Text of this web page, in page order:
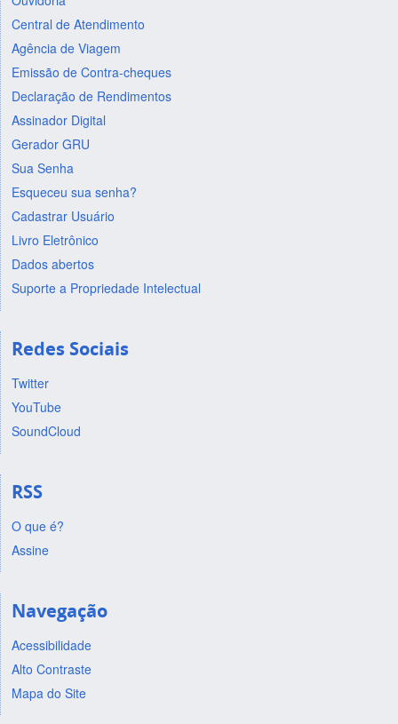
Central de Atendimento
Agência de Viagem
Emissão de Contra-cheques
Declaração de Rendimentos
Assinador Digital
Gerador GRU
Sua Senha
Esqueceu sua senha?
Cadastrar Usuário
Livro Eletrônico
Dados abertos
Suporte a Propriedade Intelectual
Redes Sociais
Twitter
YouTube
SoundCloud
RSS
O que é?
Assine
Navegação
Acessibilidade
Alto Contraste
Mapa do Site